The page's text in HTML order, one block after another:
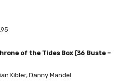
of the Tides Box (36 Buste –
Kibler, Danny Mandel